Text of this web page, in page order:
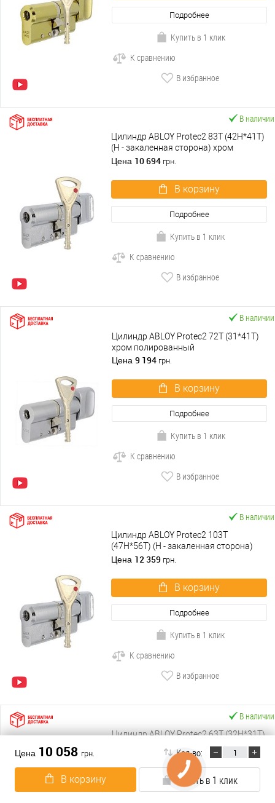
Цена 10 058 грн. Кол-во:
В корзину Купить в 1 клик
Подробнее
Купить в 1 клик
К сравнению
В избранное
В наличии
Цилиндр ABLOY Protec2 83T (42H*41T)
(H - закаленная сторона) хром
полированный
Цена 10 694 грн.
В корзину
Подробнее
Купить в 1 клик
К сравнению
В избранное
В наличии
Цилиндр ABLOY Protec2 72T (31*41T)
хром полированный
Цена 9 194 грн.
В корзину
Подробнее
Купить в 1 клик
К сравнению
В избранное
В наличии
Цилиндр ABLOY Protec2 103T
(47H*56T) (H - закаленная сторона)
хром полированный
Цена 12 359 грн.
В корзину
Подробнее
Купить в 1 клик
К сравнению
В избранное
В наличии
Цилиндр ABLOY Protec2 63T (32H*31T)
(H - закаленная сторона) хром
полированный
грн.
В корзину